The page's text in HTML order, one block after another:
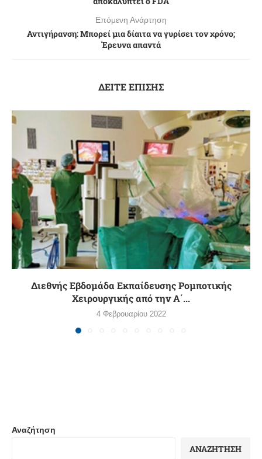
Επόμενη Ανάρτηση
Αντιγήρανση: Μπορεί μια δίαιτα να γυρίσει τον χρόνο;
Έρευνα απαντά
ΔΕΙΤΕ ΕΠΙΣΗΣ
Διεθνής Εβδομάδα Εκπαίδευσης Ρομποτικής
Χειρουργικής από την Α΄...
4 Φεβρουαρίου 2022
Αναζήτηση
ΑΝΑΖΉΤΗΣΗ